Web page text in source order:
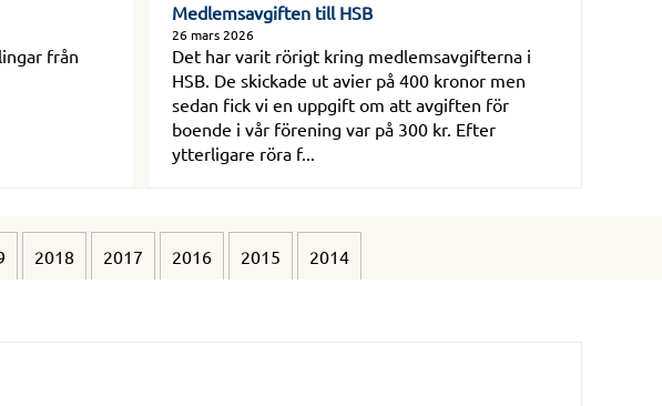
från
Medlemsavgiften till HSB
26 mars 2026
Det har varit rörigt kring medlemsavgifterna i
HSB. De skickade ut avier på 400 kronor men
sedan fick vi en uppgift om att avgiften för
boende i vår förening var på 300 kr. Efter
ytterligare röra f...
2018 2017 2016 2015 2014